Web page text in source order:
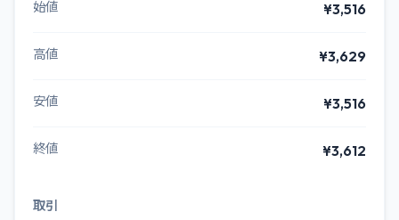
始値 ¥3,516
高値 ¥3,629
安値 ¥3,516
終値 ¥3,612
取引